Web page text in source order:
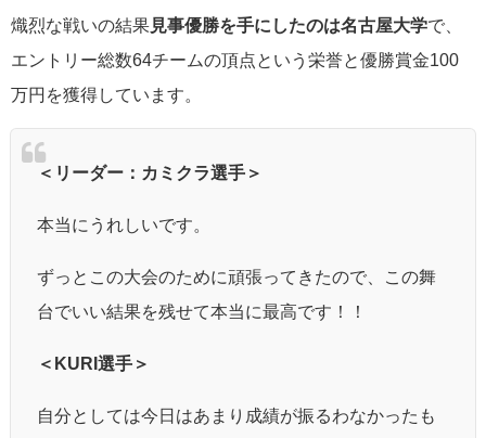
熾烈な戦いの結果見事優勝を手にしたのは名古屋大学で、
エントリー総数64チームの頂点という栄誉と優勝賞金100
万円を獲得しています。
＜リーダー：カミクラ選手＞
本当にうれしいです。
ずっとこの大会のために頑張ってきたので、この舞
台でいい結果を残せて本当に最高です！！
＜KURI選手＞
自分としては今日はあまり成績が振るわなかったも